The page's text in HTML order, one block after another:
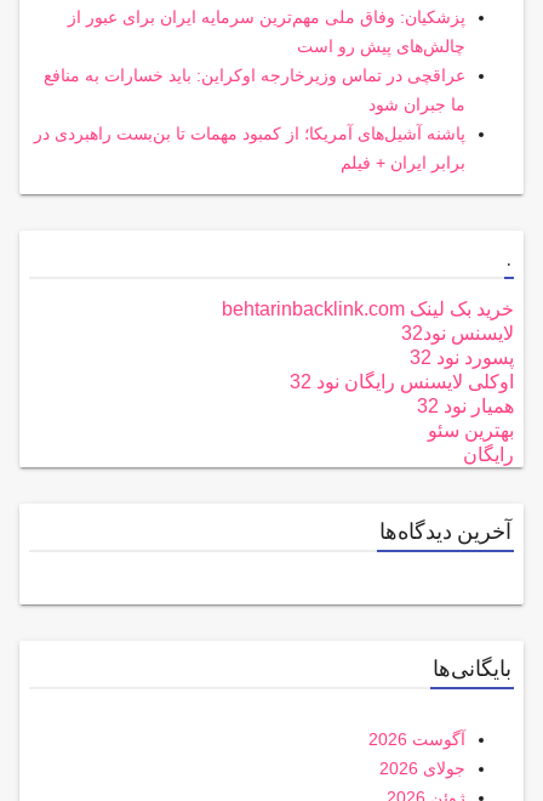
پزشکیان: وفاق ملی مهم‌ترین سرمایه ایران برای عبور از
چالش‌های پیش رو است
عراقچی در تماس وزیرخارجه اوکراین: باید خسارات به منافع
ما جبران شود
پاشنه آشیل‌های آمریکا؛ از کمبود مهمات تا بن‌بست راهبردی در
برابر ایران + فیلم
.
خرید بک لینک behtarinbacklink.com
لایسنس نود32
پسورد نود 32
اوکلی لایسنس رایگان نود 32
همیار نود 32
بهترین سئو
رایگان
آخرین دیدگاه‌ها
بایگانی‌ها
آگوست 2026
جولای 2026
ژوئن 2026